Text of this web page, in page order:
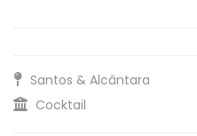
Santos & Alcântara
Cocktail